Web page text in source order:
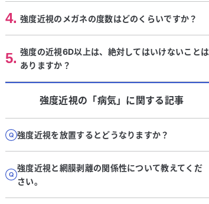
4. 強度近視のメガネの度数はどのくらいですか？
5. 強度の近視6D以上は、絶対してはいけないことは
ありますか？
強度近視の「病気」に関する記事
強度近視を放置するとどうなりますか？
強度近視と網膜剥離の関係性について教えてくだ
さい。